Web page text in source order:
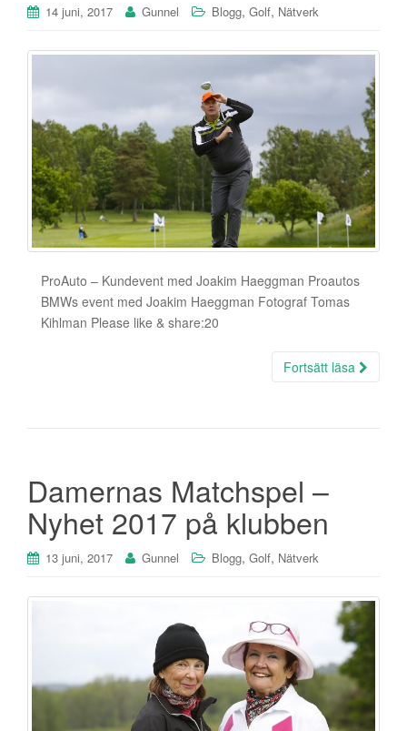
14 juni, 2017 Gunnel Blogg, Golf, Nätverk
ProAuto – Kundevent med Joakim Haeggman Proautos
BMWs event med Joakim Haeggman Fotograf Tomas
Kihlman Please like & share:20
Fortsätt läsa
Damernas Matchspel –
Nyhet 2017 på klubben
13 juni, 2017 Gunnel Blogg, Golf, Nätverk